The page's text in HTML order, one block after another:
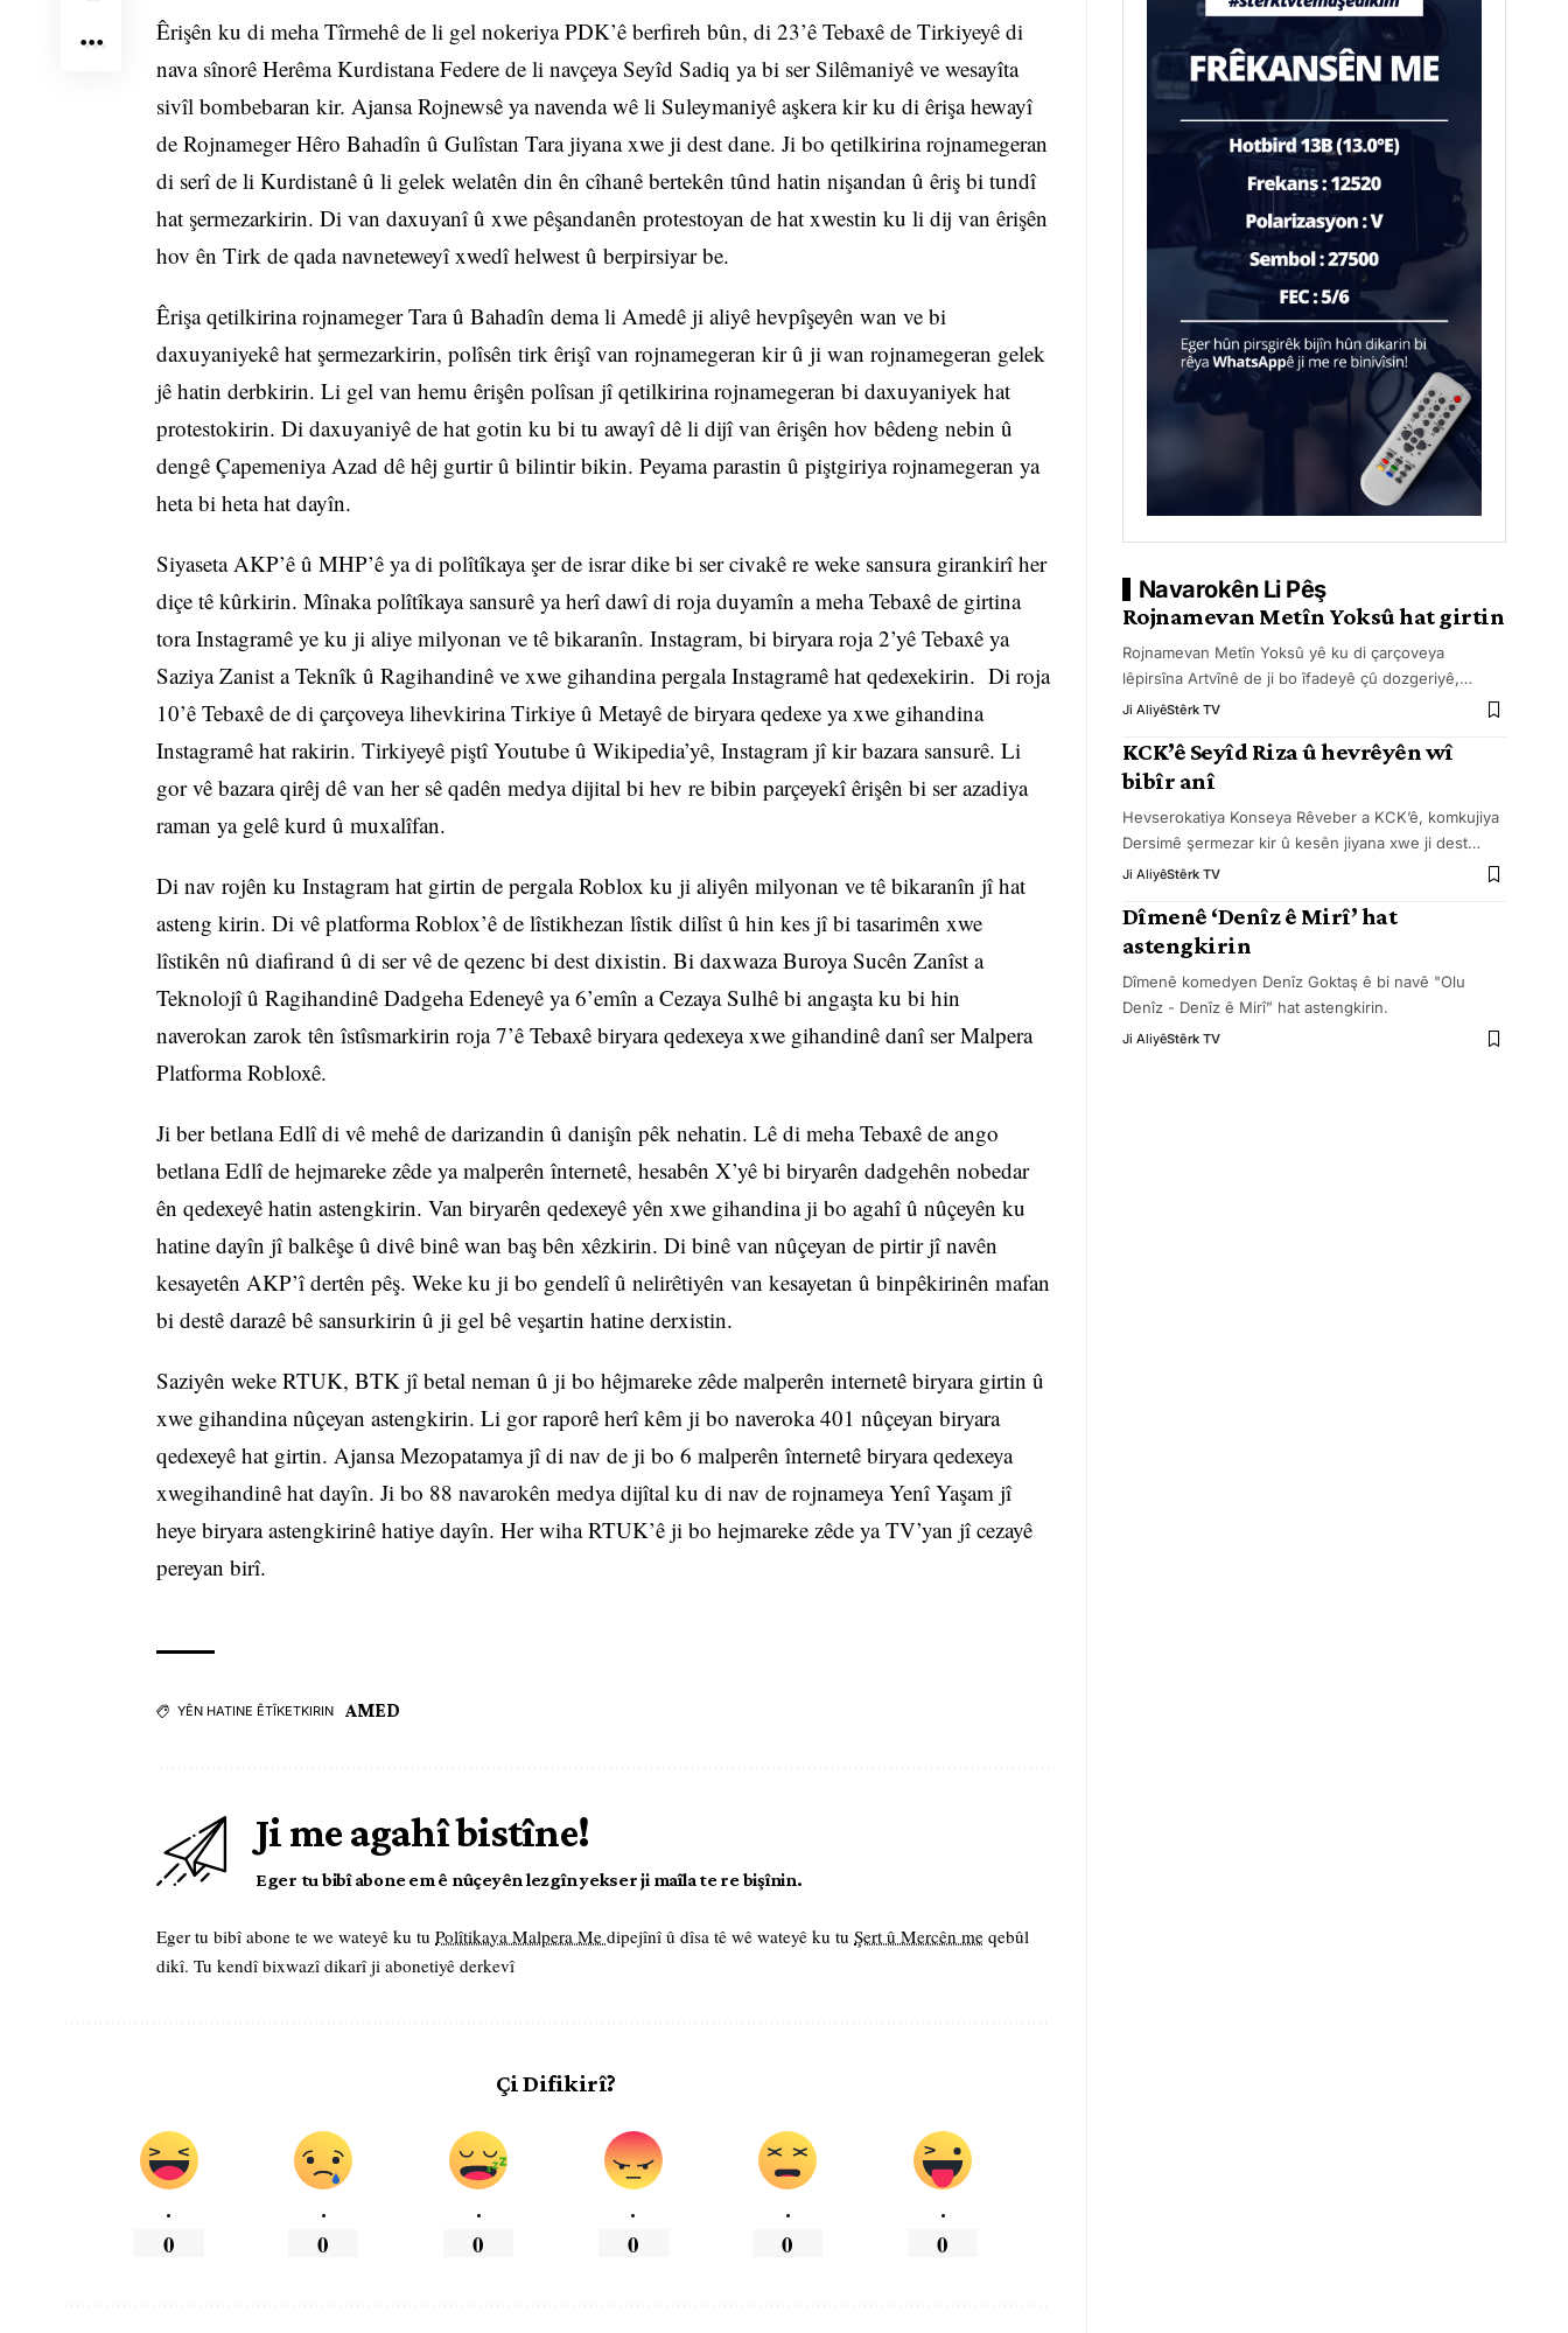
Êrişên ku di meha Tîrmehê de li gel nokeriya PDK’ê berfireh bûn, di 23’ê Tebaxê de Tirkiyeyê di
nava sînorê Herêma Kurdistana Federe de li navçeya Seyîd Sadiq ya bi ser Silêmaniyê ve wesayîta
sivîl bombebaran kir. Ajansa Rojnewsê ya navenda wê li Suleymaniyê aşkera kir ku di êrişa hewayî
de Rojnameger Hêro Bahadîn û Gulîstan Tara jiyana xwe ji dest dane. Ji bo qetilkirina rojnamegeran
di serî de li Kurdistanê û li gelek welatên din ên cîhanê bertekên tûnd hatin nişandan û êriş bi tundî
hat şermezarkirin. Di van daxuyanî û xwe pêşandanên protestoyan de hat xwestin ku li dij van êrişên
hov ên Tirk de qada navneteweyî xwedî helwest û berpirsiyar be.
Êrişa qetilkirina rojnameger Tara û Bahadîn dema li Amedê ji aliyê hevpîşeyên wan ve bi
daxuyaniyekê hat şermezarkirin, polîsên tirk êrişî van rojnamegeran kir û ji wan rojnamegeran gelek
jê hatin derbkirin. Li gel van hemu êrişên polîsan jî qetilkirina rojnamegeran bi daxuyaniyek hat
protestokirin. Di daxuyaniyê de hat gotin ku bi tu awayî dê li dijî van êrişên hov bêdeng nebin û
dengê Çapemeniya Azad dê hêj gurtir û bilintir bikin. Peyama parastin û piştgiriya rojnamegeran ya
heta bi heta hat dayîn.
Siyaseta AKP’ê û MHP’ê ya di polîtîkaya şer de israr dike bi ser civakê re weke sansura girankirî her
diçe tê kûrkirin. Mînaka polîtîkaya sansurê ya herî dawî di roja duyamîn a meha Tebaxê de girtina
tora Instagramê ye ku ji aliye milyonan ve tê bikaranîn. Instagram, bi biryara roja 2’yê Tebaxê ya
Saziya Zanist a Teknîk û Ragihandinê ve xwe gihandina pergala Instagramê hat qedexekirin. Di roja
10’ê Tebaxê de di çarçoveya lihevkirina Tirkiye û Metayê de biryara qedexe ya xwe gihandina
Instagramê hat rakirin. Tirkiyeyê piştî Youtube û Wikipedia’yê, Instagram jî kir bazara sansurê. Li
gor vê bazara qirêj dê van her sê qadên medya dijital bi hev re bibin parçeyekî êrişên bi ser azadiya
raman ya gelê kurd û muxalîfan.
Di nav rojên ku Instagram hat girtin de pergala Roblox ku ji aliyên milyonan ve tê bikaranîn jî hat
asteng kirin. Di vê platforma Roblox’ê de lîstikhezan lîstik dilîst û hin kes jî bi tasarimên xwe
lîstikên nû diafirand û di ser vê de qezenc bi dest dixistin. Bi daxwaza Buroya Sucên Zanîst a
Teknolojî û Ragihandinê Dadgeha Edeneyê ya 6’emîn a Cezaya Sulhê bi angaşta ku bi hin
naverokan zarok tên îstîsmarkirin roja 7’ê Tebaxê biryara qedexeya xwe gihandinê danî ser Malpera
Platforma Robloxê.
Ji ber betlana Edlî di vê mehê de darizandin û danişîn pêk nehatin. Lê di meha Tebaxê de ango
betlana Edlî de hejmareke zêde ya malperên înternetê, hesabên X’yê bi biryarên dadgehên nobedar
ên qedexeyê hatin astengkirin. Van biryarên qedexeyê yên xwe gihandina ji bo agahî û nûçeyên ku
hatine dayîn jî balkêşe û divê binê wan baş bên xêzkirin. Di binê van nûçeyan de pirtir jî navên
kesayetên AKP’î dertên pêş. Weke ku ji bo gendelî û nelirêtiyên van kesayetan û binpêkirinên mafan
bi destê darazê bê sansurkirin û ji gel bê veşartin hatine derxistin.
Saziyên weke RTUK, BTK jî betal neman û ji bo hêjmareke zêde malperên internetê biryara girtin û
xwe gihandina nûçeyan astengkirin. Li gor raporê herî kêm ji bo naveroka 401 nûçeyan biryara
qedexeyê hat girtin. Ajansa Mezopatamya jî di nav de ji bo 6 malperên înternetê biryara qedexeya
xwegihandinê hat dayîn. Ji bo 88 navarokên medya dijîtal ku di nav de rojnameya Yenî Yaşam jî
heye biryara astengkirinê hatiye dayîn. Her wiha RTUK’ê ji bo hejmareke zêde ya TV’yan jî cezayê
pereyan birî.
YÊN HATINE ÊTÎKETKIRIN AMED
Ji me agahî bistîne!
Eger tu bibî abone em ê nûçeyên lezgîn yekser ji maîla te re bişînin.
Eger tu bibî abone te we wateyê ku tu Polîtikaya Malpera Me dipejînî û dîsa tê wê wateyê ku tu Şert û Mercên me qebûl
dikî. Tu kendî bixwazî dikarî ji abonetiyê derkevî
Çi Difikirî?
.
0
.
0
.
0
.
0
.
0
.
0
Navarokên Li Pêş
Rojnamevan Metîn Yoksû hat girtin
Rojnamevan Metîn Yoksû yê ku di çarçoveya
lêpirsîna Artvînê de ji bo îfadeyê çû dozgeriyê,…
Ji AliyêStêrk TV
KCK’ê Seyîd Riza û hevrêyên wî
bibîr anî
Hevserokatiya Konseya Rêveber a KCK’ê, komkujiya
Dersimê şermezar kir û kesên jiyana xwe ji dest…
Ji AliyêStêrk TV
Dîmenê ‘Denîz ê Mirî’ hat
astengkirin
Dîmenê komedyen Denîz Goktaş ê bi navê "Olu
Denîz - Denîz ê Mirî” hat astengkirin.
Ji AliyêStêrk TV